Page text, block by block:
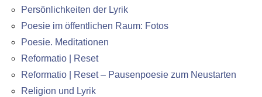
Persönlichkeiten der Lyrik
Poesie im öffentlichen Raum: Fotos
Poesie. Meditationen
Reformatio | Reset
Reformatio | Reset – Pausenpoesie zum Neustarten
Religion und Lyrik